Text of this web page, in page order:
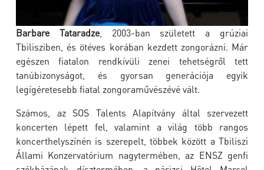
Barbare Tataradze, 2003-ban született a grúziai
Tbilisziben, és ötéves korában kezdett zongorázni. Már
egészen fiatalon rendkívüli zenei tehetségről tett
tanúbizonyságot, és gyorsan generációja egyik
legígéretesebb fiatal zongoraművészévé vált.
Számos, az SOS Talents Alapítvány által szervezett
koncerten lépett fel, valamint a világ több rangos
koncerthelyszínén is szerepelt, többek között a Tbiliszi
Állami Konzervatórium nagytermében, az ENSZ genfi